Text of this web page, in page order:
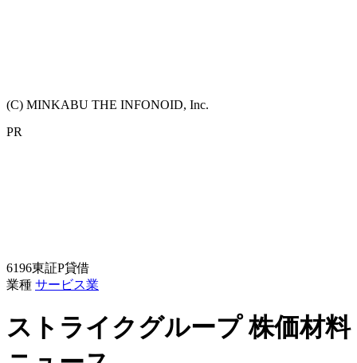
(C) MINKABU THE INFONOID, Inc.
PR
6196東証P貸借
業種 サービス業
ストライクグループ株価材料